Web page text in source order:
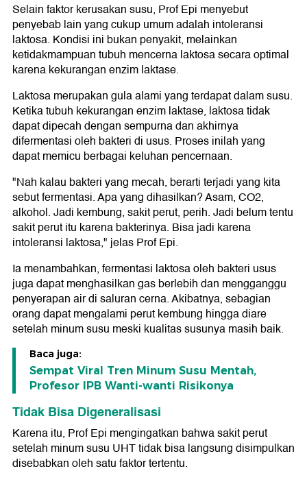
Selain faktor kerusakan susu, Prof Epi menyebut
penyebab lain yang cukup umum adalah intoleransi
laktosa. Kondisi ini bukan penyakit, melainkan
ketidakmampuan tubuh mencerna laktosa secara optimal
karena kekurangan enzim laktase.
Laktosa merupakan gula alami yang terdapat dalam susu.
Ketika tubuh kekurangan enzim laktase, laktosa tidak
dapat dipecah dengan sempurna dan akhirnya
difermentasi oleh bakteri di usus. Proses inilah yang
dapat memicu berbagai keluhan pencernaan.
"Nah kalau bakteri yang mecah, berarti terjadi yang kita
sebut fermentasi. Apa yang dihasilkan? Asam, CO2,
alkohol. Jadi kembung, sakit perut, perih. Jadi belum tentu
sakit perut itu karena bakterinya. Bisa jadi karena
intoleransi laktosa," jelas Prof Epi.
Ia menambahkan, fermentasi laktosa oleh bakteri usus
juga dapat menghasilkan gas berlebih dan mengganggu
penyerapan air di saluran cerna. Akibatnya, sebagian
orang dapat mengalami perut kembung hingga diare
setelah minum susu meski kualitas susunya masih baik.
Baca juga:
Sempat Viral Tren Minum Susu Mentah,
Profesor IPB Wanti-wanti Risikonya
Tidak Bisa Digeneralisasi
Karena itu, Prof Epi mengingatkan bahwa sakit perut
setelah minum susu UHT tidak bisa langsung disimpulkan
disebabkan oleh satu faktor tertentu.